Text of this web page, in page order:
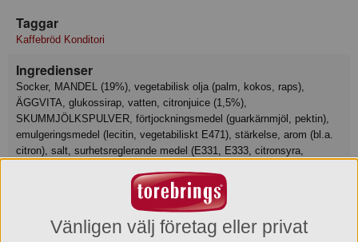
Taggar
Kaffebröd Konditori
Ingredienser
Socker, MANDEL (19%), vegetabilisk olja (palm, kokos, raps),
ÄGGVITA, glukossirap, vatten, citronjuice (1,5%),
SKUMMJÖLKSPULVER, förtjockningsmedel (guarkärnmjöl, pektin),
emulgeringsmedel (lecitin, vegetabiliskt E471), stärkelse, arom (bl.a.
citron), salt, surhetsreglerande medel (E331, E333, citronsyra,
Näringsvärde
Basmängdsdeklaration: 100 Gram
Vänligen välj företag eller privat